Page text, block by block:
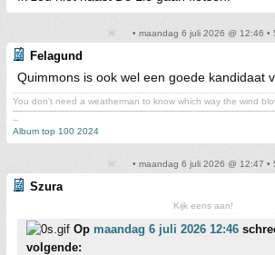
• maandag 6 juli 2026 @ 12:46 •
Felagund
Quimmons is ook wel een goede kandidaat
You don't need a weatherman to know which way the wind
--
Album top 100 2024
• maandag 6 juli 2026 @ 12:47 •
Szura
Kijk eens aan!
Op maandag 6 juli 2026 12:46
volgende: